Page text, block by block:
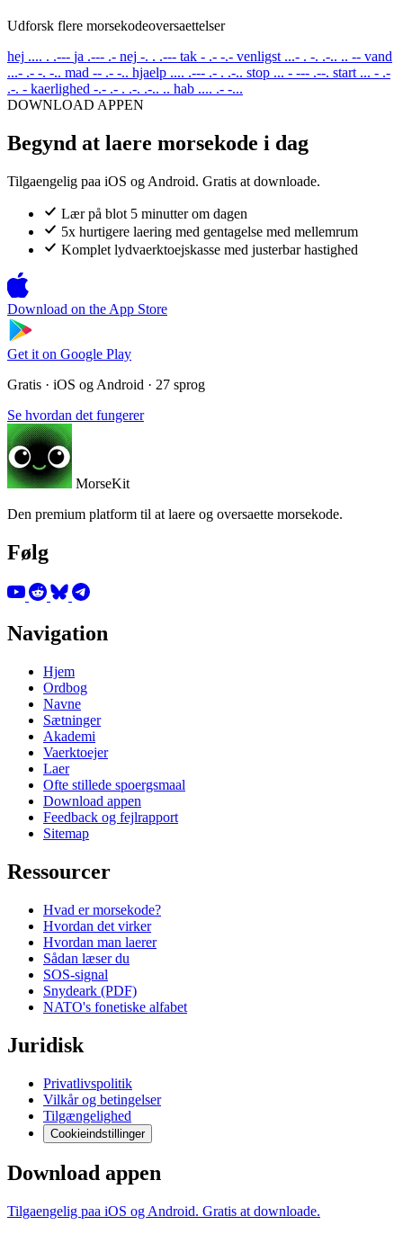
Udforsk flere morsekodeoversaettelser
hej .... . .--- ja .--- .- nej -. . .--- tak - .- -.- venligst ...- . -. .-.. .. -- vand
...- .- -. -.. mad -- .- -.. hjaelp .... .--- .- . .-.. stop ... - --- .--. start ... - .-
.-. - kaerlighed -.- .- . .-. .-.. .. hab .... .- -...
DOWNLOAD APPEN
Begynd at laere morsekode i dag
Tilgaengelig paa iOS og Android. Gratis at downloade.
Lær på blot 5 minutter om dagen
5x hurtigere laering med gentagelse med mellemrum
Komplet lydvaerktoejskasse med justerbar hastighed
Download on the App Store
Get it on Google Play
Gratis · iOS og Android · 27 sprog
Se hvordan det fungerer
MorseKit
Den premium platform til at laere og oversaette morsekode.
Følg
Navigation
Hjem
Ordbog
Navne
Sætninger
Akademi
Vaerktoejer
Laer
Ofte stillede spoergsmaal
Download appen
Feedback og fejlrapport
Sitemap
Ressourcer
Hvad er morsekode?
Hvordan det virker
Hvordan man laerer
Sådan læser du
SOS-signal
Snydeark (PDF)
NATO's fonetiske alfabet
Juridisk
Privatlivspolitik
Vilkår og betingelser
Tilgængelighed
Cookieindstillinger
Download appen
Tilgaengelig paa iOS og Android. Gratis at downloade.